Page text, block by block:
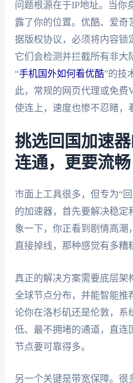
问题根源在于IP地址。当你
露了你的位置。优酷、爱奇
据版权协议，必须将内容锁
它们会检测并拦截所有非大
“手机国外如何看优酷”的技
此，常规的网页代理或免费
使连上，速度也惨不忍睹，
挑选回国加速
连通，更要流畅
市面上工具很多，但专为“
的加速器，首先要解决稳定
象一下，你正看到剧情高潮
直接掉线，那种感觉有多糟
真正的解决方案需要底层架
全球节点分布，并能智能推
论你在洛杉矶还是伦敦，系
低、最不拥堵的通道，直连
节点要可靠得多。
另一个关键是带宽保障。很